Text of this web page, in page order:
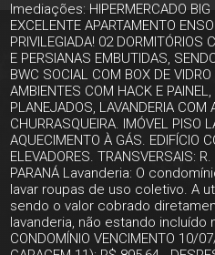
Imediações: HIPERMERCADO
EXCELENTE APARTAMENTO
PRIVILEGIADA! 02 DORMITÓRIOS
E PERSIANAS EMBUTIDAS,
BWC SOCIAL COM BOX DE
AMBIENTES COM HACK E
PLANEJADOS, LAVANDERIA COM
CHURRASQUEIRA. IMÓVEL PISO
AQUECIMENTO À GÁS. EDIFÍCIO
ELEVADORES. TRANSVERSAIS:
PARANÁ Lavanderia: O
lavar roupas de uso coletivo. A
sendo o valor cobrado
lavanderia, não estando incluído
CONDOMÍNIO VENCIMENTO 10/